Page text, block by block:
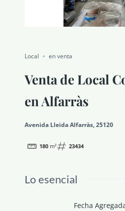
Local en venta
Venta de Local
en Alfarràs
Avenida Lleida Alfarràs, 25120
180 m² 23434
Lo esencial
Fecha